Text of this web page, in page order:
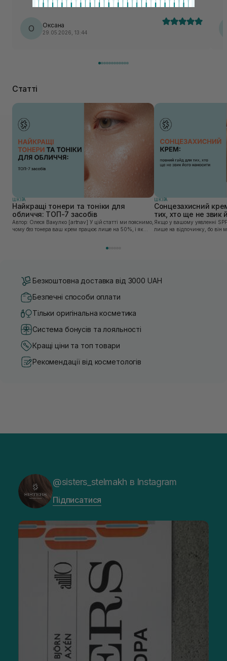
О Оксана
29.05.2026, 13:44
Статті
ШКIРА
Найкращі тонери та тоніки для
обличчя: ТОП-7 засобів
Автор: Олеся Вакулко [artnav] У цій статті ми пояснимо,
чому без тонера ваш крем працює лише на 50%, і як
ШКIРА
Сонцезахисний
тих, хто ще не звик
Якщо у вашому уявленні
лише на відпочинку, бо він
Безкоштовна доставка від 3000 UAH
Безпечні способи оплати
Тільки оригінальна косметика
Система бонусів та лояльності
Кращі ціни та топ товари
Рекомендації від косметологів
@sisters_stelmakh в Instagram
Підписатися